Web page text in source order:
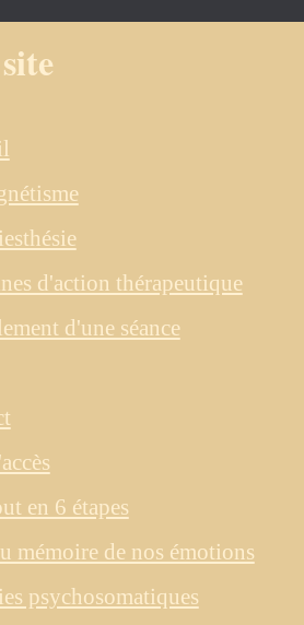
d'action thérapeutique
d'une séance
en 6 étapes
mémoire de nos émotions
psychosomatiques